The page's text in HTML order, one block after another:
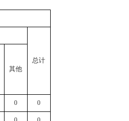
总计
其他
0 0